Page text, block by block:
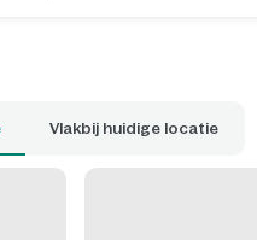
Vlakbij huidige locatie